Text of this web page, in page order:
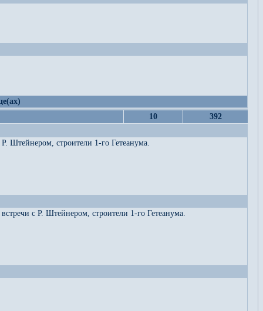
10
392
Штейнером, строители 1-го Гетеанума.
с Р. Штейнером, строители 1-го Гетеанума.